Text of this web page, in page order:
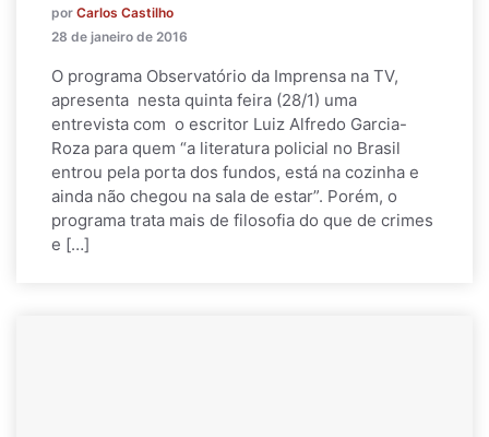
por Carlos Castilho
28 de janeiro de 2016
O programa Observatório da Imprensa na TV,
apresenta nesta quinta feira (28/1) uma
entrevista com o escritor Luiz Alfredo Garcia-
Roza para quem “a literatura policial no Brasil
entrou pela porta dos fundos, está na cozinha e
ainda não chegou na sala de estar”. Porém, o
programa trata mais de filosofia do que de crimes
e […]